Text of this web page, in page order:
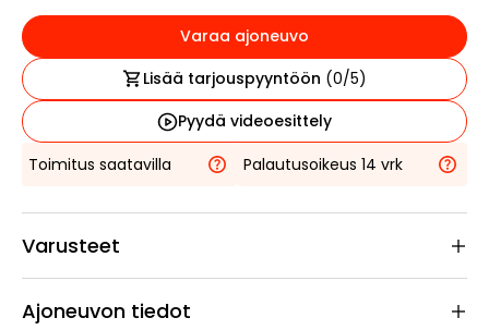
Varaa ajoneuvo
Lisää tarjouspyyntöön (0/5)
Pyydä videoesittely
Toimitus saatavilla
Palautusoikeus 14 vrk
Varusteet
Ajoneuvon tiedot